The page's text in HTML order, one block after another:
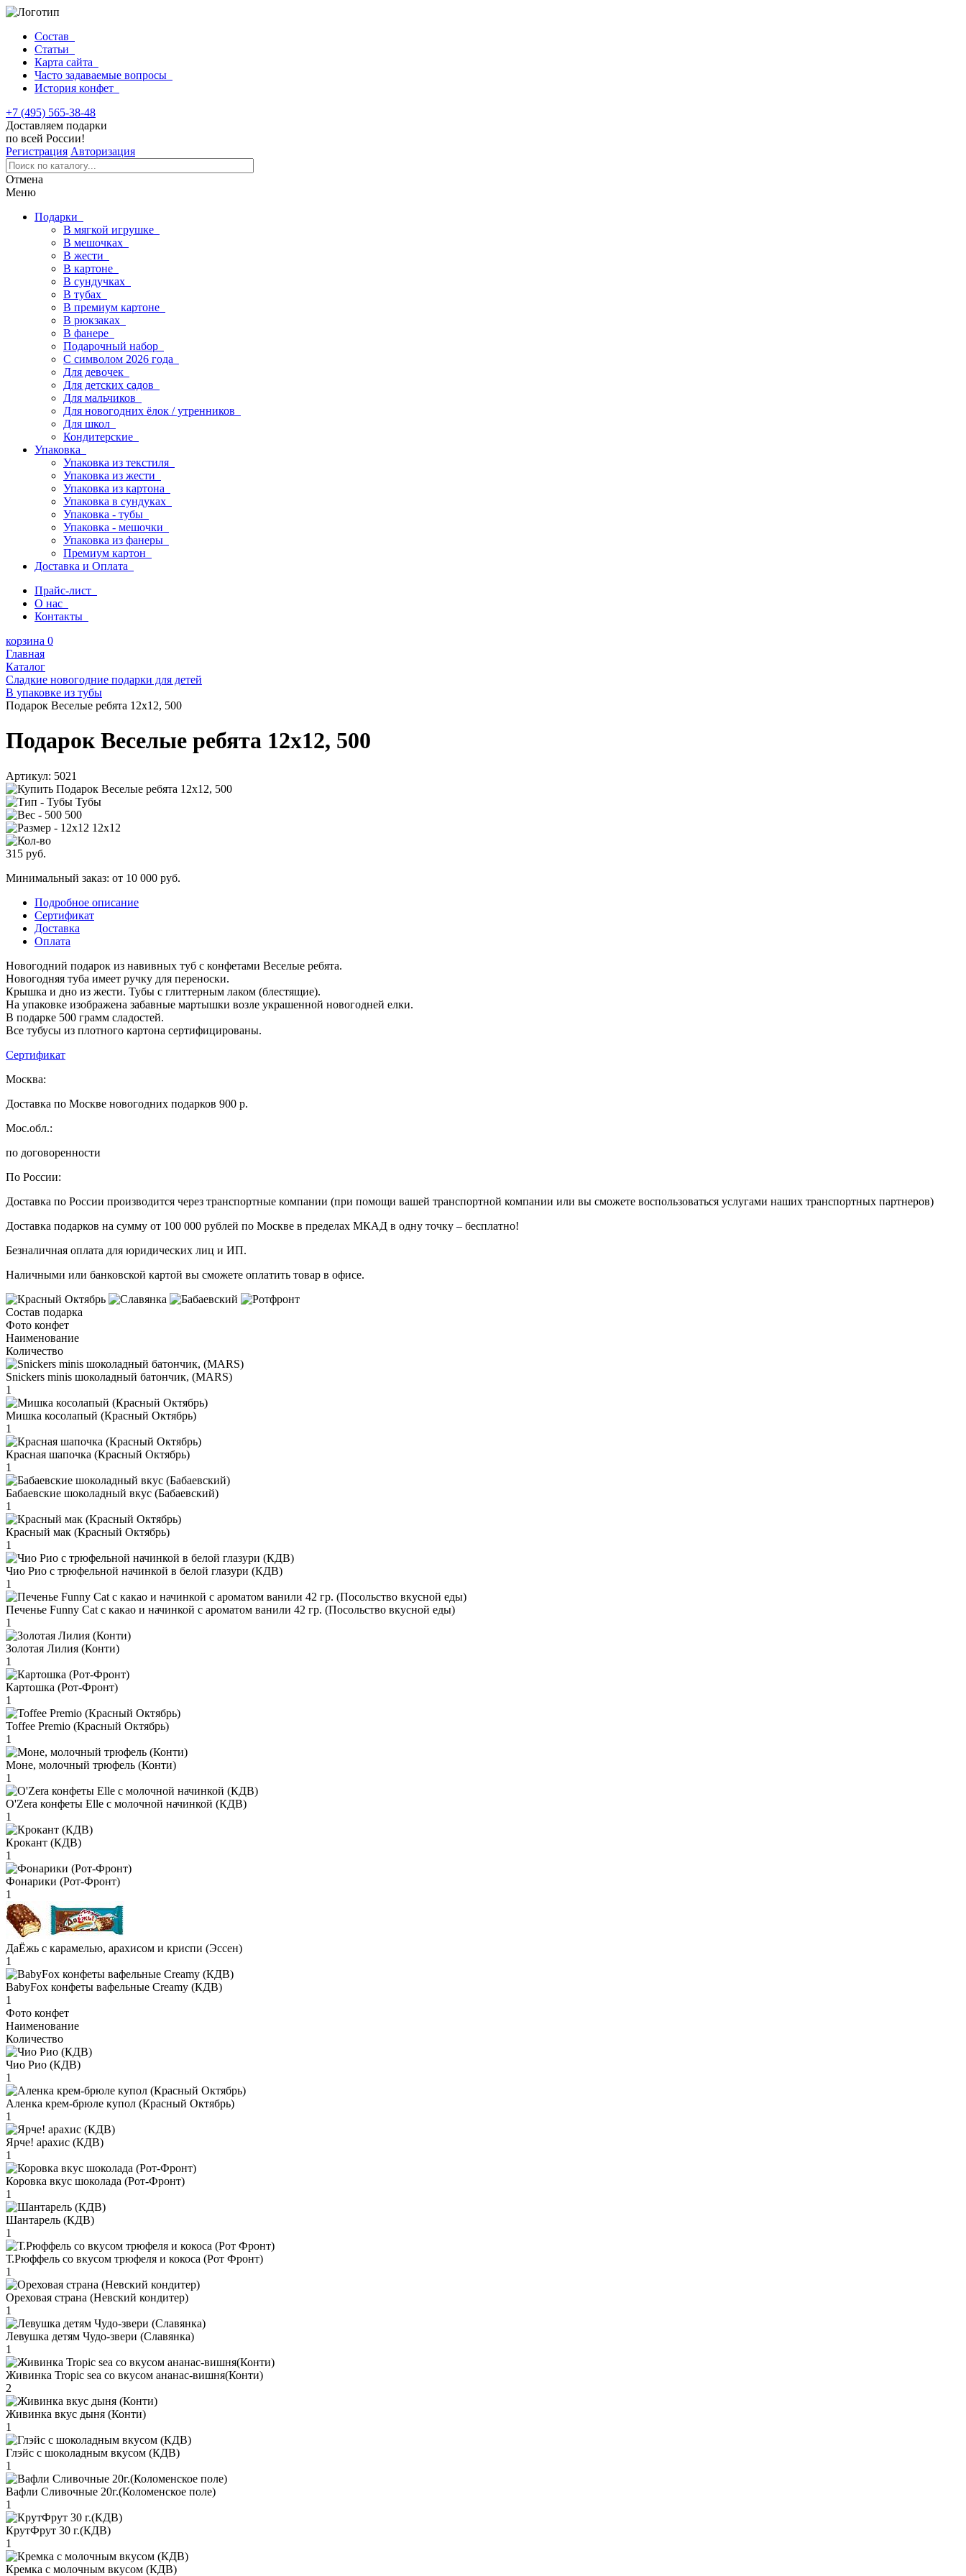
Состав
Статьи
Карта сайта
Часто задаваемые вопросы
История конфет
+7 (495) 565-38-48
Доставляем подарки
по всей России!
Регистрация Авторизация
Отмена
Меню
Подарки
В мягкой игрушке
В мешочках
В жести
В картоне
В сундучках
В тубах
В премиум картоне
В рюкзаках
В фанере
Подарочный набор
С символом 2026 года
Для девочек
Для детских садов
Для мальчиков
Для новогодних ёлок / утренников
Для школ
Кондитерские
Упаковка
Упаковка из текстиля
Упаковка из жести
Упаковка из картона
Упаковка в сундуках
Упаковка - тубы
Упаковка - мешочки
Упаковка из фанеры
Премиум картон
Доставка и Оплата
Прайс-лист
О нас
Контакты
корзина 0
Главная
Каталог
Сладкие новогодние подарки для детей
В упаковке из тубы
Подарок Веселые ребята 12х12, 500
Подарок Веселые ребята 12х12, 500
Артикул: 5021
Тубы
500
12х12
315 руб.
Минимальный заказ: от 10 000 руб.
Подробное описание
Сертификат
Доставка
Оплата
Новогодний подарок из навивных туб с конфетами Веселые ребята.
Новогодняя туба имеет ручку для переноски.
Крышка и дно из жести. Тубы с глиттерным лаком (блестящие).
На упаковке изображена забавные мартышки возле украшенной новогодней елки.
В подарке 500 грамм сладостей.
Все тубусы из плотного картона сертифицированы.
Сертификат
Москва:
Доставка по Москве новогодних подарков 900 р.
Мос.обл.:
по договоренности
По России:
Доставка по России производится через транспортные компании (при помощи вашей транспортной компании или вы сможете воспользоваться услугами наших транспортных партнеров)
Доставка подарков на сумму от 100 000 рублей по Москве в пределах МКАД в одну точку – бесплатно!
Безналичная оплата для юридических лиц и ИП.
Наличными или банковской картой вы сможете оплатить товар в офисе.
Состав подарка
Фото конфет
Наименование
Количество
Snickers minis шоколадный батончик, (MARS)
1
Мишка косолапый (Красный Октябрь)
1
Красная шапочка (Красный Октябрь)
1
Бабаевские шоколадный вкус (Бабаевский)
1
Красный мак (Красный Октябрь)
1
Чио Рио с трюфельной начинкой в белой глазури (КДВ)
1
Печенье Funny Сat с какао и начинкой с ароматом ванили 42 гр. (Посольство вкусной еды)
1
Золотая Лилия (Конти)
1
Картошка (Рот-Фронт)
1
Toffee Premio (Красный Октябрь)
1
Моне, молочный трюфель (Конти)
1
O'Zera конфеты Elle с молочной начинкой (КДВ)
1
Крокант (КДВ)
1
Фонарики (Рот-Фронт)
1
ДаЁжь с карамелью, арахисом и криспи (Эссен)
1
BabyFox конфеты вафельные Creamy (КДВ)
1
Фото конфет
Наименование
Количество
Чио Рио (КДВ)
1
Аленка крем-брюле купол (Красный Октябрь)
1
Ярче! арахис (КДВ)
1
Коровка вкус шоколада (Рот-Фронт)
1
Шантарель (КДВ)
1
Т.Рюффель со вкусом трюфеля и кокоса (Рот Фронт)
1
Ореховая страна (Невский кондитер)
1
Левушка детям Чудо-звери (Славянка)
1
Живинка Tropic sea со вкусом ананас-вишня(Конти)
2
Живинка вкус дыня (Конти)
1
Глэйс с шоколадным вкусом (КДВ)
1
Вафли Сливочные 20г.(Коломенское поле)
1
КрутФрут 30 г.(КДВ)
1
Кремка с молочным вкусом (КДВ)